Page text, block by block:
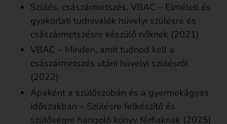
Szülés, császármetszés, VBAC – Elméleti és
gyakorlati tudnivalók hüvelyi szülésre és
császármetszésre készülő nőknek (2021)
VBAC – Minden, amit tudnod kell a
császármetszés utáni hüvelyi szülésről
(2022)
Apaként a szülőszobán és a gyermekágyas
időszakban – Szülésre felkészítő és
szülőségre hangoló könyv férfiaknak (2025)